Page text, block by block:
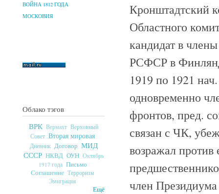
ВОЙНА 1812 ГОДА
МОСКОВИЯ
Облако тэгов
ВРК Вермахт Верховный
Совет Вторая мировая
Дневник Договор МИД
СССР НКВД ОУН Октябрь
1917 года Письмо
Соглашение Терроризм
Эмиграция
Ещё
Кронштадтский
Областного
кандидат в
РСФСР в
1919 по 1921
одновременно
фронтов, пред.
связан с ЧК,
возражал
член